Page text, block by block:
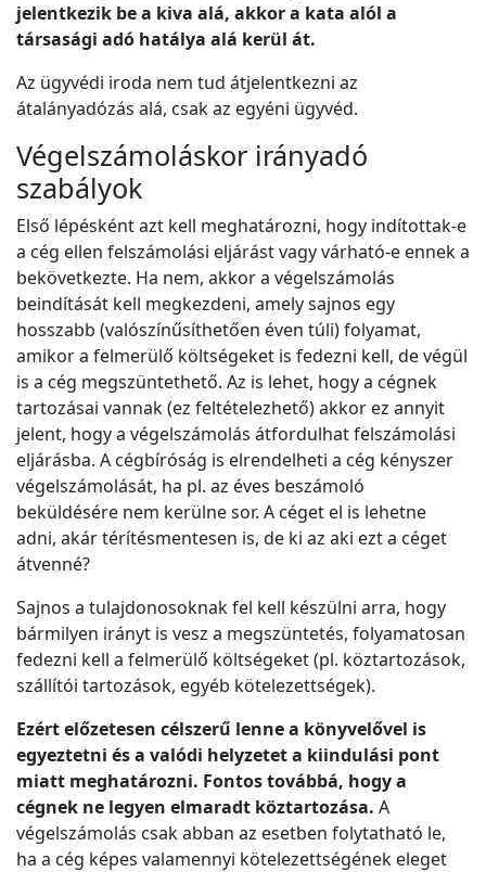
jelentkezik be a kiva alá, akkor a kata alól a
társasági adó hatálya alá kerül át.
Az ügyvédi iroda nem tud átjelentkezni az
átalányadózás alá, csak az egyéni ügyvéd.
Végelszámoláskor irányadó
szabályok
Első lépésként azt kell meghatározni, hogy indítottak-e
a cég ellen felszámolási eljárást vagy várható-e ennek a
bekövetkezte. Ha nem, akkor a végelszámolás
beindítását kell megkezdeni, amely sajnos egy
hosszabb (valószínűsíthetően éven túli) folyamat,
amikor a felmerülő költségeket is fedezni kell, de végül
is a cég megszüntethető. Az is lehet, hogy a cégnek
tartozásai vannak (ez feltételezhető) akkor ez annyit
jelent, hogy a végelszámolás átfordulhat felszámolási
eljárásba. A cégbíróság is elrendelheti a cég kényszer
végelszámolását, ha pl. az éves beszámoló
beküldésére nem kerülne sor. A céget el is lehetne
adni, akár térítésmentesen is, de ki az aki ezt a céget
átvenné?
Sajnos a tulajdonosoknak fel kell készülni arra, hogy
bármilyen irányt is vesz a megszüntetés, folyamatosan
fedezni kell a felmerülő költségeket (pl. köztartozások,
szállítói tartozások, egyéb kötelezettségek).
Ezért előzetesen célszerű lenne a könyvelővel is
egyeztetni és a valódi helyzetet a kiindulási pont
miatt meghatározni. Fontos továbbá, hogy a
cégnek ne legyen elmaradt köztartozása. A
végelszámolás csak abban az esetben folytatható le,
ha a cég képes valamennyi kötelezettségének eleget